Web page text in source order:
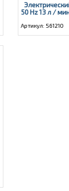
50 Hz 13 л /
Артикул: 561210